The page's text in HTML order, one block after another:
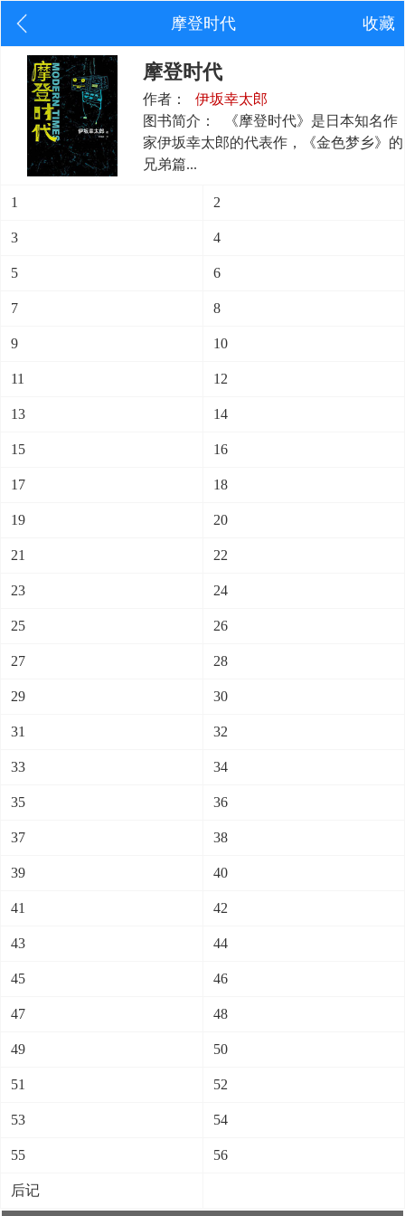
摩登时代 收藏
摩登时代
作者：
伊坂幸太郎
图书简介：
《摩登时代》是日本知名作
家伊坂幸太郎的代表作，《金色梦乡》的
兄弟篇...
1 2
3 4
5 6
7 8
9 10
11 12
13 14
15 16
17 18
19 20
21 22
23 24
25 26
27 28
29 30
31 32
33 34
35 36
37 38
39 40
41 42
43 44
45 46
47 48
49 50
51 52
53 54
55 56
后记